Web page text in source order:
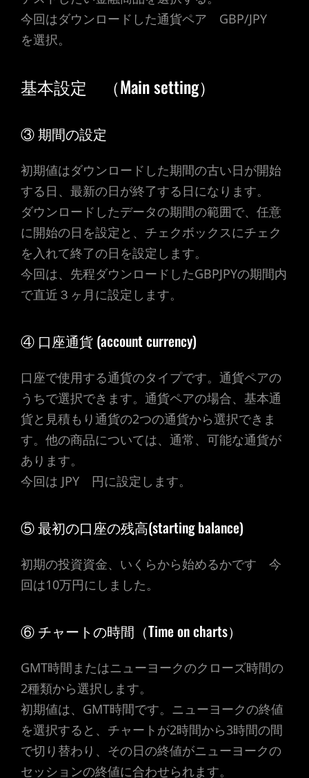
今回はダウンロードした通貨ペア GBP/JPY
を選択。
基本設定 （Main setting）
③ 期間の設定
初期値はダウンロードした期間の古い日が開始
する日、最新の日が終了する日になります。
ダウンロードしたデータの期間の範囲で、任意
に開始の日を設定と、チェクボックスにチェク
を入れて終了の日を設定します。
今回は、先程ダウンロードしたGBPJPYの期間内
で直近３ヶ月に設定します。
④ 口座通貨 (account currency)
口座で使用する通貨のタイプです。通貨ペアの
うちで選択できます。通貨ペアの場合、基本通
貨と見積もり通貨の2つの通貨から選択できま
す。他の商品については、通常、可能な通貨が
あります。
今回は JPY 円に設定します。
⑤ 最初の口座の残高(starting balance)
初期の投資資金、いくらから始めるかです 今
回は10万円にしました。
⑥ チャートの時間（Time on charts）
GMT時間またはニューヨークのクローズ時間の
2種類から選択します。
初期値は、GMT時間です。ニューヨークの終値
を選択すると、チャートが2時間から3時間の間
で切り替わり、その日の終値がニューヨークの
セッションの終値に合わせられます。